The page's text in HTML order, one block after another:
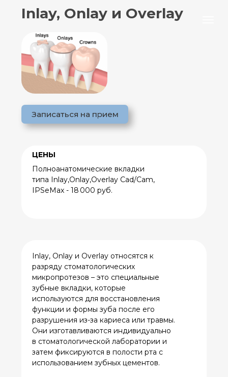
Inlay, Onlay и Overlay
Inlay, Onlay и Overlay относятся к
разряду стоматологических
использованием зубных цементов.
внутрь полости зуба, когда
повреждение не захватывает
значительную часть жевательной
Инлей помогает восстановить
структуру зуба и его функцию,
оставаясь при этом в пределах
бугорков зуба.
Onlay – это более обширная
восстановительная конструкция по
сравнению с инлеем, которая
Записаться на прием
ЦЕНЫ
Полноанатомические вкладки
типа Inlay,Onlay,Overlay Cad/Cam,